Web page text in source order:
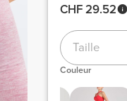
CHF 29.52
Taille
Couleur